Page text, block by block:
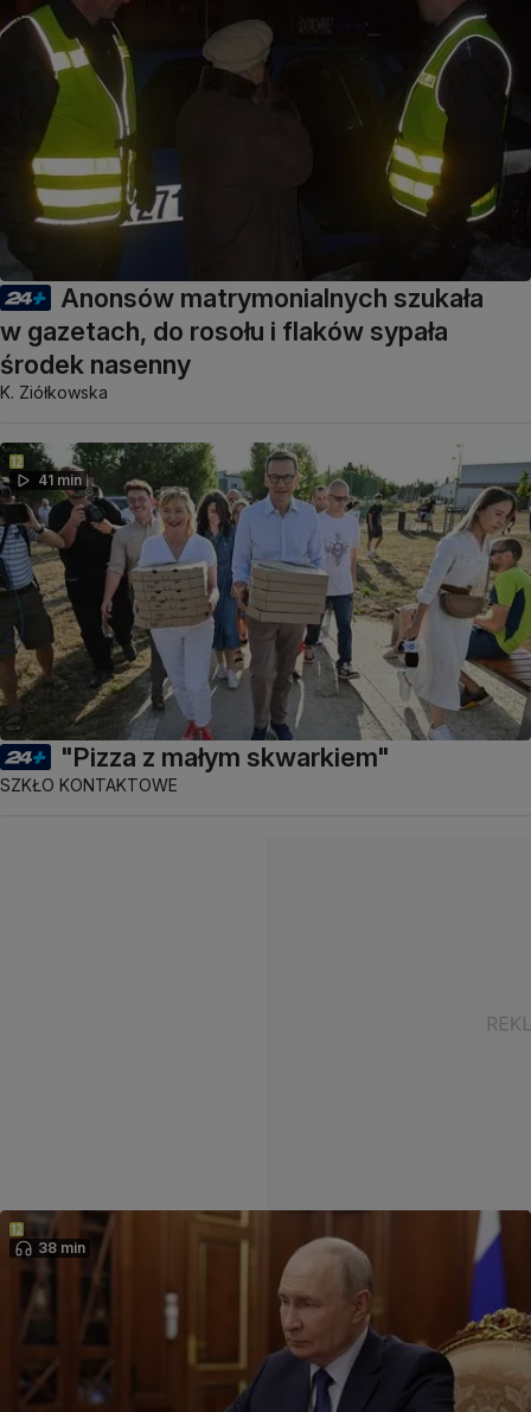
Anonsów matrymonialnych szukała
w gazetach, do rosołu i flaków sypała
środek nasenny
K. Ziółkowska
41 min
"Pizza z małym skwarkiem"
SZKŁO KONTAKTOWE
38 min